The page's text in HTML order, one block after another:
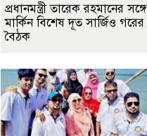
প্রধানমন্ত্রী তারেক রহমানের সঙ্গে
মার্কিন বিশেষ দূত সার্জিও গরের
বৈঠক